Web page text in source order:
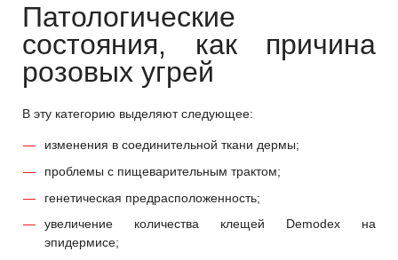
Патологические
состояния, как причина
розовых угрей
В эту категорию выделяют следующее:
изменения в соединительной ткани дермы;
проблемы с пищеварительным трактом;
генетическая предрасположенность;
увеличение количества клещей Demodex на
эпидермисе;